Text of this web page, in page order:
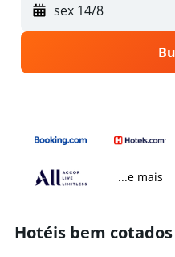
sex 14/8
...e mais
Hotéis bem